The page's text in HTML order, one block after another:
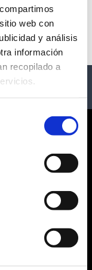
web con
y análisis
información
recopilado a